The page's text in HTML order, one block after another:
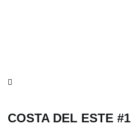
COSTA DEL ESTE #1